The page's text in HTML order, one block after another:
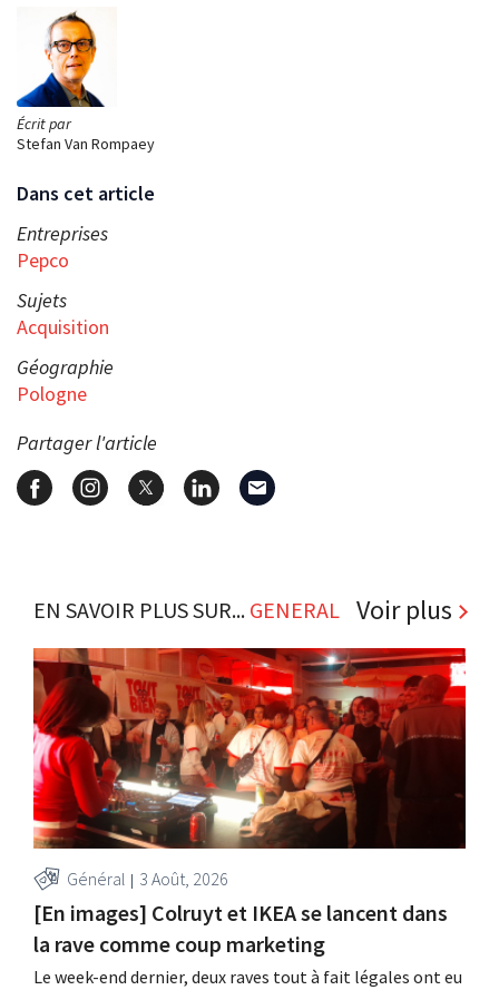
Écrit par
Stefan Van Rompaey
Dans cet article
Entreprises
Pepco
Sujets
Acquisition
Géographie
Pologne
Partager l'article
EN SAVOIR PLUS SUR... GENERAL Voir plus
Général 3 Août, 2026
[En images] Colruyt et IKEA se lancent dans
la rave comme coup marketing
Le week-end dernier, deux raves tout à fait légales ont eu